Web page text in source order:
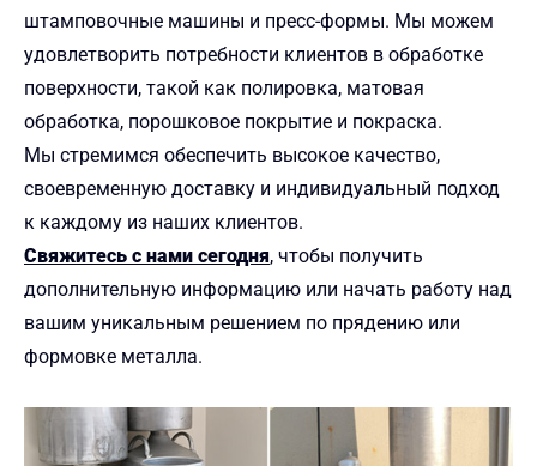
штамповочные машины и пресс-формы. Мы можем
удовлетворить потребности клиентов в обработке
поверхности, такой как полировка, матовая
обработка, порошковое покрытие и покраска.
Мы стремимся обеспечить высокое качество,
своевременную доставку и индивидуальный подход
к каждому из наших клиентов.
Свяжитесь с нами сегодня, чтобы получить
дополнительную информацию или начать работу над
вашим уникальным решением по прядению или
формовке металла.